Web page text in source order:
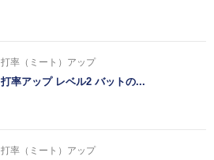
打率（ミート）アップ
打率アップ レベル2 バットの...
打率（ミート）アップ